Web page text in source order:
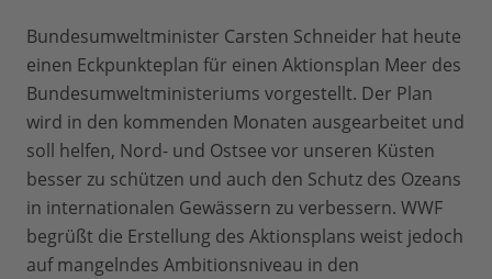
Bundesumweltminister Carsten Schneider hat heute
einen Eckpunkteplan für einen Aktionsplan Meer des
Bundesumweltministeriums vorgestellt. Der Plan
wird in den kommenden Monaten ausgearbeitet und
soll helfen, Nord- und Ostsee vor unseren Küsten
besser zu schützen und auch den Schutz des Ozeans
in internationalen Gewässern zu verbessern. WWF
begrüßt die Erstellung des Aktionsplans weist jedoch
auf mangelndes Ambitionsniveau in den